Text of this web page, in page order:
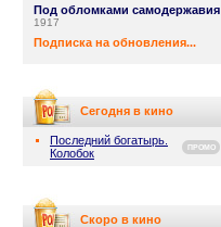
Под обломками самодержавия
1917
Подписка на обновления...
Сегодня в кино
Последний богатырь.
Колобок
ПРОМО
Скоро в кино